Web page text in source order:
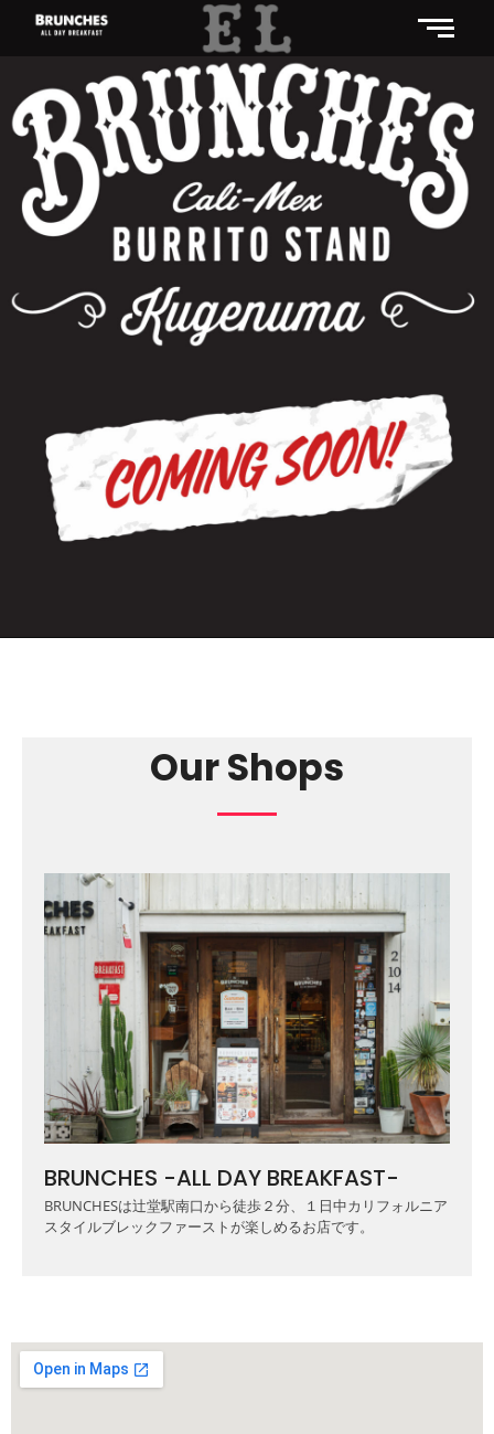
Our Shops
BRUNCHES -ALL DAY BREAKFAST-
BRUNCHESは辻堂駅南口から徒歩２分、１日中カリフォルニア
スタイルブレックファーストが楽しめるお店です。